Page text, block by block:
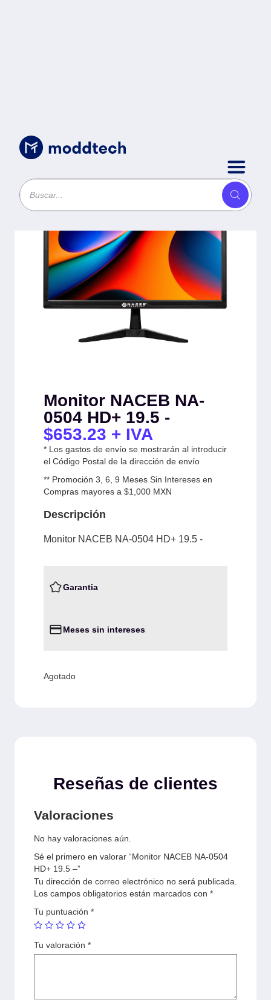
Monitor NACEB NA-
0504 HD+ 19.5 -
$653.23 + IVA
* Los gastos de envío se mostrarán al introducir
el Código Postal de la dirección de envío
** Promoción 3, 6, 9 Meses Sin Intereses en
Compras mayores a $1,000 MXN
Descripción
Monitor NACEB NA-0504 HD+ 19.5 -
Garantia
Meses sin intereses
Agotado
Reseñas de clientes
Valoraciones
No hay valoraciones aún.
Sé el primero en valorar “Monitor NACEB NA-0504
HD+ 19.5 –”
Tu dirección de correo electrónico no será publicada.
Los campos obligatorios están marcados con *
Tu puntuación *
Tu valoración *